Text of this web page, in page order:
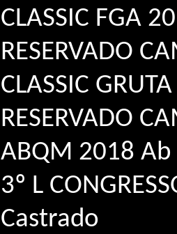
CLASSIC FGA
RESERVADO
CLASSIC
RESERVADO
ABQM 2018 Ab
3º L
Castrado